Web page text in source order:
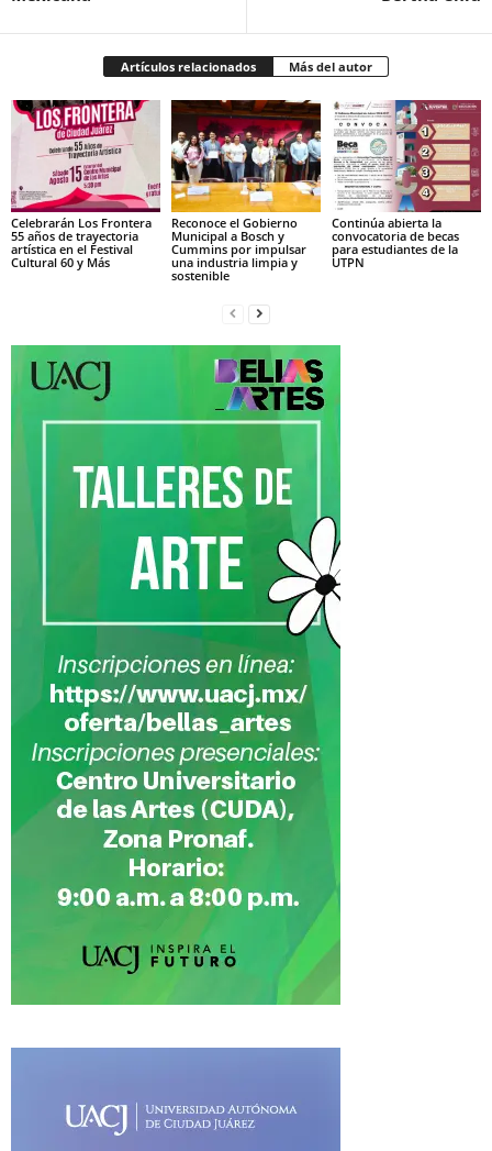
Artículos relacionados Más del autor
Celebrarán Los Frontera
55 años de trayectoria
artística en el Festival
Cultural 60 y Más
Reconoce el Gobierno
Municipal a Bosch y
Cummins por impulsar
una industria limpia y
sostenible
Continúa abierta la
convocatoria de becas
para estudiantes de la
UTPN